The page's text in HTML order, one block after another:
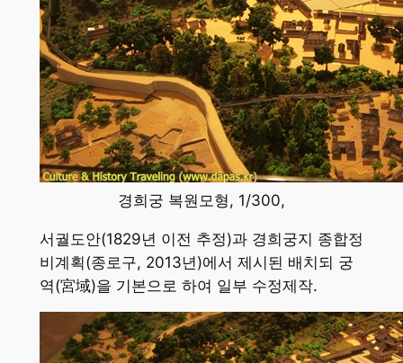
경희궁 복원모형, 1/300,
서궐도안(1829년 이전 추정)과 경희궁지 종합정
비계획(종로구, 2013년)에서 제시된 배치되 궁
역(宮域)을 기본으로 하여 일부 수정제작.